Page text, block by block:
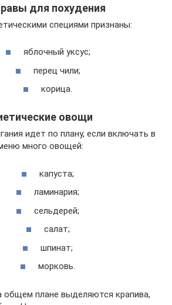
для похудения
специями признаны:
яблочный уксус;
перец чили;
корица.
овощи
идет по плану, если включать в
много овощей:
капуста;
ламинария;
сельдерей;
салат;
шпинат;
морковь.
общем плане выделяются крапива,